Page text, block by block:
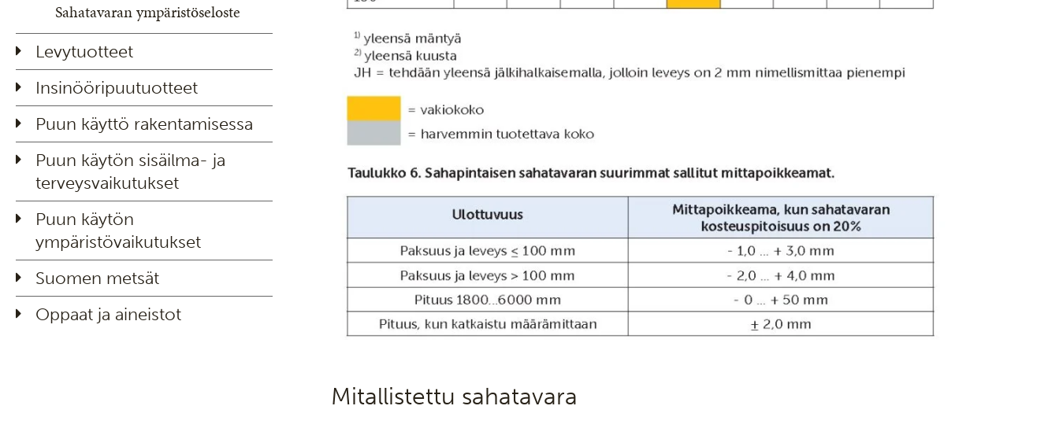
Sahatavaran ympäristöseloste
Levytuotteet
Insinööripuutuotteet
Puun käyttö rakentamisessa
Puun käytön sisäilma- ja
terveysvaikutukset
Puun käytön
ympäristövaikutukset
Suomen metsät
Oppaat ja aineistot
Mitallistettu sahatavara